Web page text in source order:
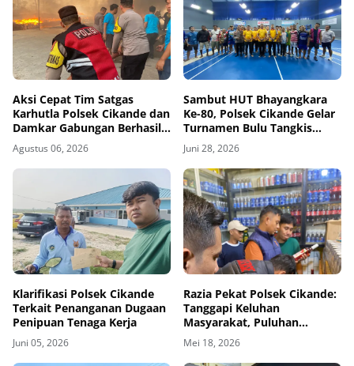
Aksi Cepat Tim Satgas
Karhutla Polsek Cikande dan
Damkar Gabungan Berhasil
Padamkan Kebakaran di
Nambo Ilir, Kibin.
Agustus 06, 2026
Sambut HUT Bhayangkara
Ke-80, Polsek Cikande Gelar
Turnamen Bulu Tangkis
untuk Pererat Sinergitas
bersama Masyarakat
Juni 28, 2026
Klarifikasi Polsek Cikande
Terkait Penanganan Dugaan
Penipuan Tenaga Kerja
Juni 05, 2026
Razia Pekat Polsek Cikande:
Tanggapi Keluhan
Masyarakat, Puluhan
Minuman Beralkohol
Diamankan
Mei 18, 2026